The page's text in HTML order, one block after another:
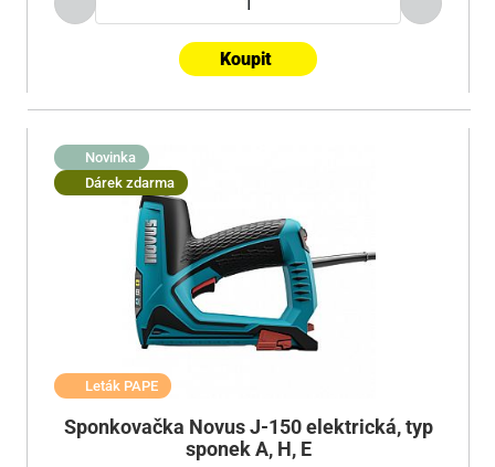
Koupit
Novinka
Dárek zdarma
Leták PAPE
Sponkovačka Novus J-150 elektrická, typ
sponek A, H, E